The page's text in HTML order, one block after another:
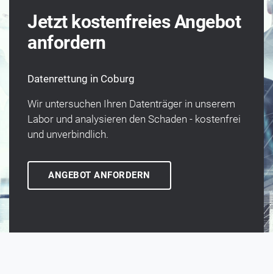
Jetzt kostenfreies Angebot
anfordern
Datenrettung in Coburg
Wir unter­suchen Ihren Daten­träger in unserem
Labor und analysieren den Schaden - kosten­frei
und un­verbindlich.
ANGEBOT ANFORDERN